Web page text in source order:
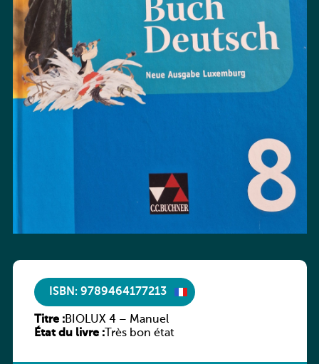
ISBN: 9789464177213
Titre :BIOLUX 4 – Manuel
État du livre :Très bon état